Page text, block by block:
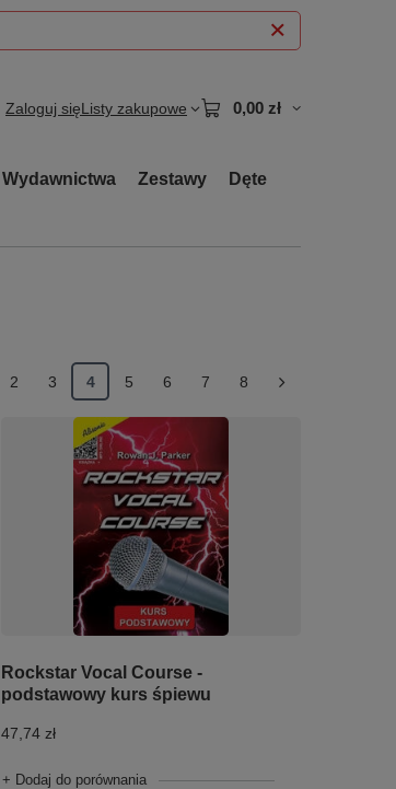
Zaloguj sięListy zakupowe 0,00 zł
Wydawnictwa Zestawy
Dęte
2 3 4 5 6 7 8
Rockstar Vocal Course -
podstawowy kurs śpiewu
47,74 zł
+ Dodaj do porównania